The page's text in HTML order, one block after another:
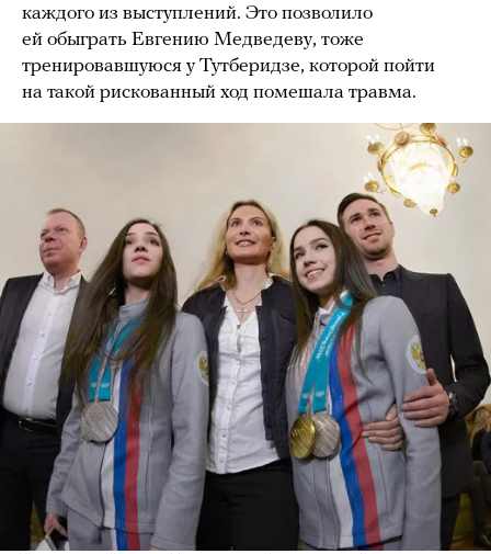
каждого из выступлений. Это позволило
ей обыграть Евгению Медведеву, тоже
тренировавшуюся у Тутберидзе, которой пойти
на такой рискованный ход помешала травма.